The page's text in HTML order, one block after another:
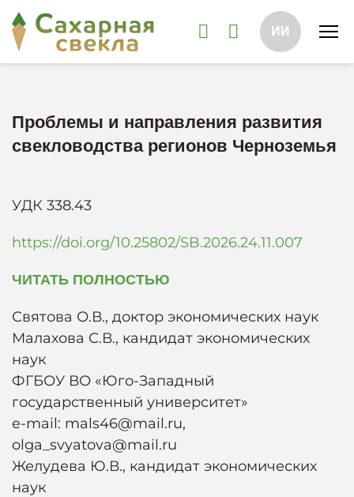
ИИ
Проблемы и направления развития
свекловодства регионов Черноземья
УДК 338.43
https://doi.org/10.25802/SB.2026.24.11.007
ЧИТАТЬ ПОЛНОСТЬЮ
Святова О.В., доктор экономических наук
Малахова С.В., кандидат экономических
наук
ФГБОУ ВО «Юго-Западный
государственный университет»
e-mail: mals46@mail.ru,
olga_svyatova@mail.ru
Желудева Ю.В., кандидат экономических
наук